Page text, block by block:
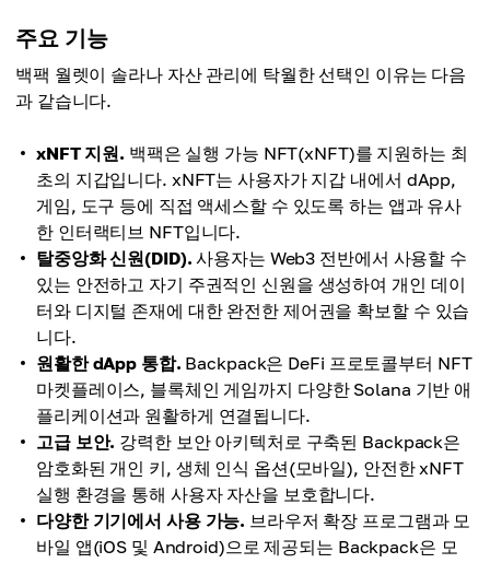
주요 기능
백팩 월렛이 솔라나 자산 관리에 탁월한 선택인 이유는 다음
과 같습니다.
xNFT 지원. 백팩은 실행 가능 NFT(xNFT)를 지원하는 최
초의 지갑입니다. xNFT는 사용자가 지갑 내에서 dApp,
게임, 도구 등에 직접 액세스할 수 있도록 하는 앱과 유사
한 인터랙티브 NFT입니다.
탈중앙화 신원(DID). 사용자는 Web3 전반에서 사용할 수
있는 안전하고 자기 주권적인 신원을 생성하여 개인 데이
터와 디지털 존재에 대한 완전한 제어권을 확보할 수 있습
니다.
원활한 dApp 통합. Backpack은 DeFi 프로토콜부터 NFT
마켓플레이스, 블록체인 게임까지 다양한 Solana 기반 애
플리케이션과 원활하게 연결됩니다.
고급 보안. 강력한 보안 아키텍처로 구축된 Backpack은
암호화된 개인 키, 생체 인식 옵션(모바일), 안전한 xNFT
실행 환경을 통해 사용자 자산을 보호합니다.
다양한 기기에서 사용 가능. 브라우저 확장 프로그램과 모
바일 앱(iOS 및 Android)으로 제공되는 Backpack은 모